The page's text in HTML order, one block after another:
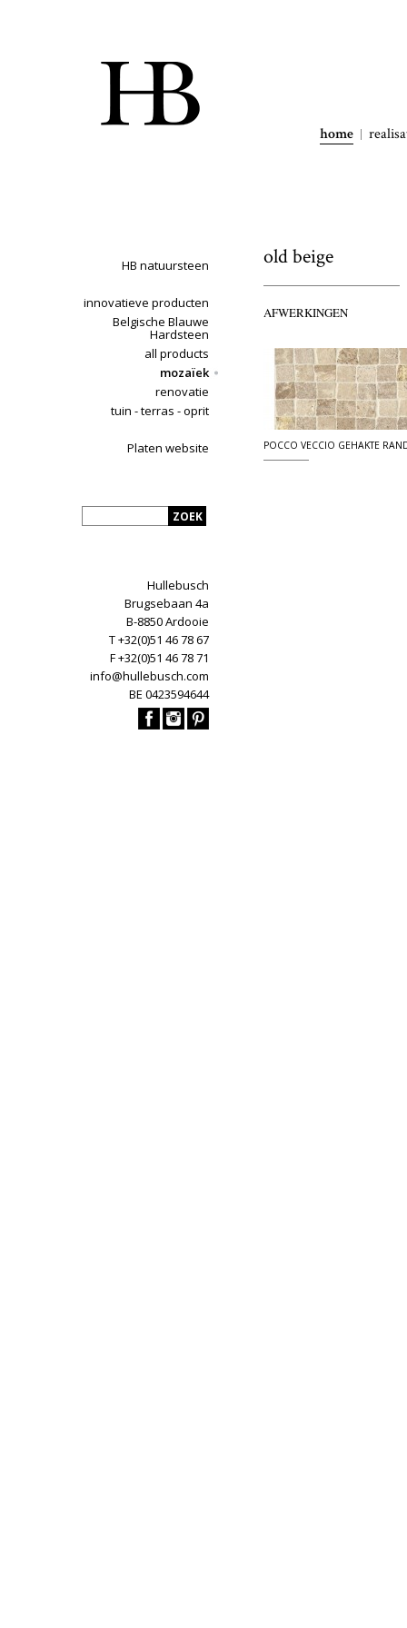
home
HB natuursteen
innovatieve producten
Belgische Blauwe
Hardsteen
all products
mozaïek
renovatie
tuin - terras - oprit
Platen website
Hullebusch
Brugsebaan 4a
B-8850 Ardooie
T +32(0)51 46 78 67
F +32(0)51 46 78 71
info@hullebusch.com
BE 0423594644
old beige
AFWERKINGEN
POCCO VECCIO GEHAKTE